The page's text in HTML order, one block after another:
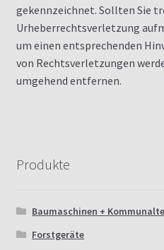
gekennzeichnet. Sollten Sie
Urheberrechtsverletzung
um einen entsprechenden
von Rechtsverletzungen
umgehend entfernen.
Produkte
Baumaschinen +
Forstgeräte